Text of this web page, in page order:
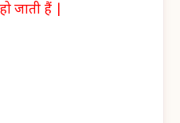
जाती हैं |